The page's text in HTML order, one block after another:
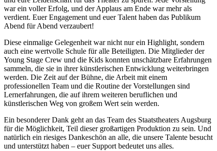
war ein voller Erfolg, und der Applaus am Ende war mehr als
verdient. Euer Engagement und euer Talent haben das Publikum
Abend für Abend verzaubert!
Diese einmalige Gelegenheit war nicht nur ein Highlight, sondern
auch eine wertvolle Schule für alle Beteiligten. Die Mitglieder der
Young Stage Crew und die Kids konnten unschätzbare Erfahrungen
sammeln, die sie in ihrer künstlerischen Entwicklung weiterbringen
werden. Die Zeit auf der Bühne, die Arbeit mit einem
professionellen Team und die Routine der Vorstellungen sind
Lernerfahrungen, die auf ihrem weiteren beruflichen und
künstlerischen Weg von großem Wert sein werden.
Ein besonderer Dank geht an das Team des Staatstheaters Augsburg
für die Möglichkeit, Teil dieser großartigen Produktion zu sein. Und
natürlich ein riesiges Dankeschön an alle, die unsere Talente besucht
und unterstützt haben – euer Support bedeutet uns alles.